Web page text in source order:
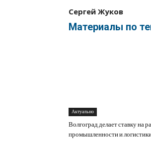
Сергей Жуков
Материалы по
Актуально
Волгоград делает ставку на
промышленности и